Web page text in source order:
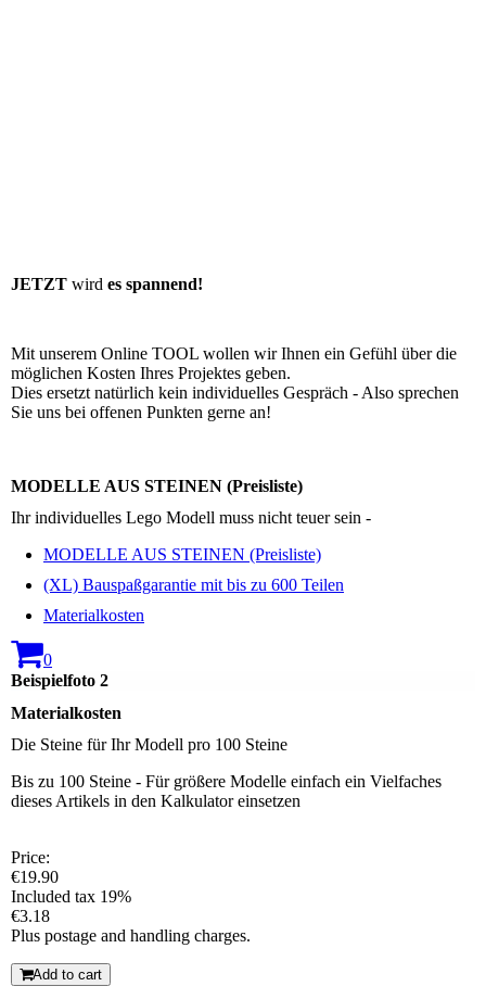
JETZT wird es spannend!
Mit unserem Online TOOL wollen wir Ihnen ein Gefühl über die
möglichen Kosten Ihres Projektes geben.
Dies ersetzt natürlich kein individuelles Gespräch - Also sprechen
Sie uns bei offenen Punkten gerne an!
MODELLE AUS STEINEN (Preisliste)
Ihr individuelles Lego Modell muss nicht teuer sein -
MODELLE AUS STEINEN (Preisliste)
(XL) Bauspaßgarantie mit bis zu 600 Teilen
Materialkosten
0
Beispielfoto 2
Materialkosten
Die Steine für Ihr Modell pro 100 Steine
Bis zu 100 Steine - Für größere Modelle einfach ein Vielfaches
dieses Artikels in den Kalkulator einsetzen
Price:
€19.90
Included tax 19%
€3.18
Plus postage and handling charges.
Add to cart